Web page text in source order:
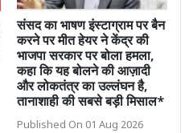
संसद का भाषण इंस्टाग्राम पर बैन
करने पर मीत हेयर ने केंद्र की
भाजपा सरकार पर बोला हमला,
कहा कि यह बोलने की आज़ादी
और लोकतंत्र का उल्लंघन है,
तानाशाही की सबसे बड़ी मिसाल*
Published On 01 Aug 2026